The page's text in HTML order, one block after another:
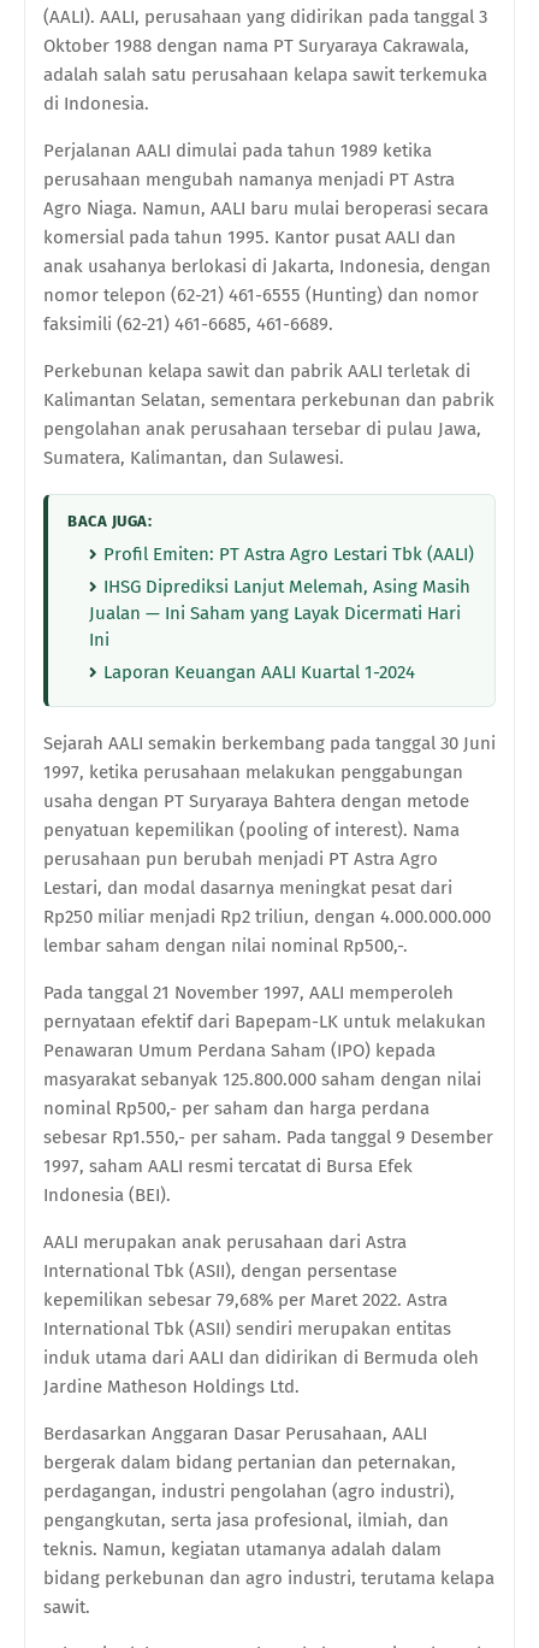
(AALI). AALI, perusahaan yang didirikan pada tanggal 3
Oktober 1988 dengan nama PT Suryaraya Cakrawala,
adalah salah satu perusahaan kelapa sawit terkemuka
di Indonesia.
Perjalanan AALI dimulai pada tahun 1989 ketika
perusahaan mengubah namanya menjadi PT Astra
Agro Niaga. Namun, AALI baru mulai beroperasi secara
komersial pada tahun 1995. Kantor pusat AALI dan
anak usahanya berlokasi di Jakarta, Indonesia, dengan
nomor telepon (62-21) 461-6555 (Hunting) dan nomor
faksimili (62-21) 461-6685, 461-6689.
Perkebunan kelapa sawit dan pabrik AALI terletak di
Kalimantan Selatan, sementara perkebunan dan pabrik
pengolahan anak perusahaan tersebar di pulau Jawa,
Sumatera, Kalimantan, dan Sulawesi.
BACA JUGA:
Profil Emiten: PT Astra Agro Lestari Tbk (AALI)
IHSG Diprediksi Lanjut Melemah, Asing Masih
Jualan — Ini Saham yang Layak Dicermati Hari
Ini
Laporan Keuangan AALI Kuartal 1-2024
Sejarah AALI semakin berkembang pada tanggal 30 Juni
1997, ketika perusahaan melakukan penggabungan
usaha dengan PT Suryaraya Bahtera dengan metode
penyatuan kepemilikan (pooling of interest). Nama
perusahaan pun berubah menjadi PT Astra Agro
Lestari, dan modal dasarnya meningkat pesat dari
Rp250 miliar menjadi Rp2 triliun, dengan 4.000.000.000
lembar saham dengan nilai nominal Rp500,-.
Pada tanggal 21 November 1997, AALI memperoleh
pernyataan efektif dari Bapepam-LK untuk melakukan
Penawaran Umum Perdana Saham (IPO) kepada
masyarakat sebanyak 125.800.000 saham dengan nilai
nominal Rp500,- per saham dan harga perdana
sebesar Rp1.550,- per saham. Pada tanggal 9 Desember
1997, saham AALI resmi tercatat di Bursa Efek
Indonesia (BEI).
AALI merupakan anak perusahaan dari Astra
International Tbk (ASII), dengan persentase
kepemilikan sebesar 79,68% per Maret 2022. Astra
International Tbk (ASII) sendiri merupakan entitas
induk utama dari AALI dan didirikan di Bermuda oleh
Jardine Matheson Holdings Ltd.
Berdasarkan Anggaran Dasar Perusahaan, AALI
bergerak dalam bidang pertanian dan peternakan,
perdagangan, industri pengolahan (agro industri),
pengangkutan, serta jasa profesional, ilmiah, dan
teknis. Namun, kegiatan utamanya adalah dalam
bidang perkebunan dan agro industri, terutama kelapa
sawit.